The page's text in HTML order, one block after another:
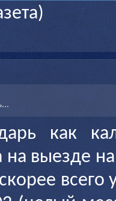
как
на выезде
всего